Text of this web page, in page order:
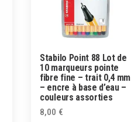
Stabilo Point 88 Lot de
10 marqueurs pointe
fibre fine – trait 0,4 mm
– encre à base d’eau –
couleurs assorties
8,00 €